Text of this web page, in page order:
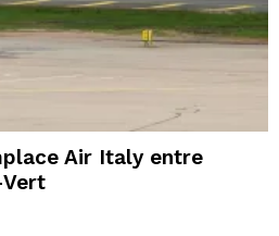
Air Italy entre